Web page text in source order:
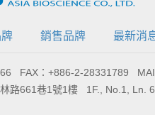
銷售品牌 最新消
FAX：+886-2-28331789
路661巷1號1樓 1F., No.1, Ln.